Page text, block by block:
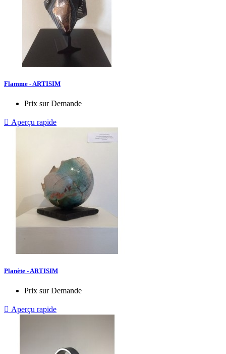
Flamme - ARTISIM
Prix sur Demande
 Aperçu rapide
Planète - ARTISIM
Prix sur Demande
 Aperçu rapide